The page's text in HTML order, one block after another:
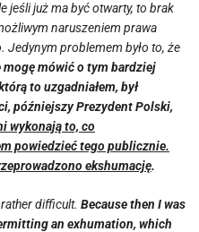
jeśli już ma być otwarty, to brak
naruszeniem prawa
Jedynym problemem było to, że
mogę mówić o tym bardziej
to uzgadniałem, był
późniejszy Prezydent Polski,
wykonają to, co
powiedzieć tego publicznie.
ekshumację.
difficult. Because then I was
an exhumation, which